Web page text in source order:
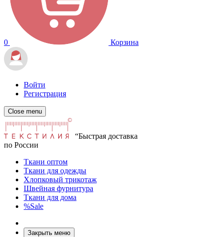
0 Корзина
Войти
Регистрация
Close menu
“Быстрая доставка
по России
Ткани оптом
Ткани для одежды
Хлопковый трикотаж
Швейная фурнитура
Ткани для дома
%Sale
Закрыть меню